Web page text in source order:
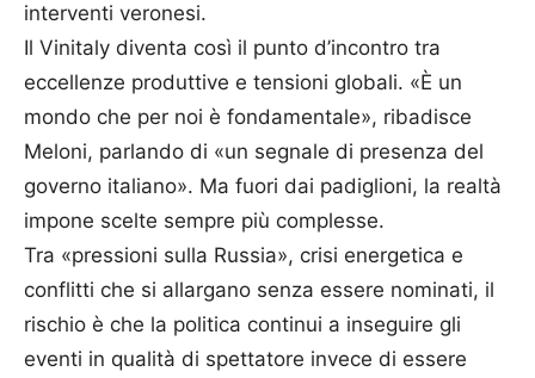
interventi veronesi.
Il Vinitaly diventa così il punto d’incontro tra
eccellenze produttive e tensioni globali. «È un
mondo che per noi è fondamentale», ribadisce
Meloni, parlando di «un segnale di presenza del
governo italiano». Ma fuori dai padiglioni, la realtà
impone scelte sempre più complesse.
Tra «pressioni sulla Russia», crisi energetica e
conflitti che si allargano senza essere nominati, il
rischio è che la politica continui a inseguire gli
eventi in qualità di spettatore invece di essere